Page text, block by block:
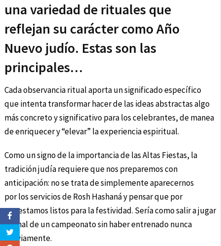
una variedad de rituales que
reflejan su carácter como Año
Nuevo judío. Estas son las
principales…
Cada observancia ritual aporta un significado específico
que intenta transformar hacer de las ideas abstractas algo
más concreto y significativo para los celebrantes, de manea
de enriquecer y “elevar” la experiencia espiritual.
Como un signo de la importancia de las Altas Fiestas, la
tradición judía requiere que nos preparemos con
anticipación: no se trata de simplemente aparecernos
por los servicios de Rosh Hashaná y pensar que por
eso estamos listos para la festividad. Sería como salir a jugar
la final de un campeonato sin haber entrenado nunca
previamente.